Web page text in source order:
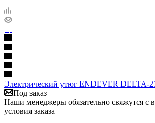
Электрический утюг ENDEVER DELTA-
Под заказ
Наши менеджеры обязательно свяжутся с
условия заказа